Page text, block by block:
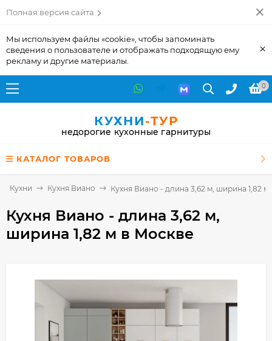
Полная версия сайта
Мы используем файлы «cookie», чтобы запоминать
сведения о пользователе и отображать подходящую ему
рекламу и другие материалы.
×
0
КУХНИ-ТУР
недорогие кухонные гарнитуры
КАТАЛОГ ТОВАРОВ
Кухни Кухня Виано Кухня Виано - длина 3,62 м, ширина 1,82 м
Кухня Виано - длина 3,62 м,
ширина 1,82 м в Москве